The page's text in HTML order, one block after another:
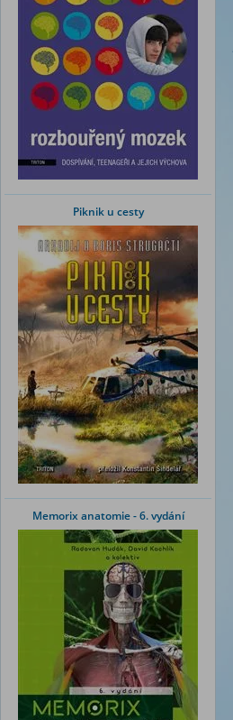
Piknik u cesty
Memorix anatomie - 6. vydání